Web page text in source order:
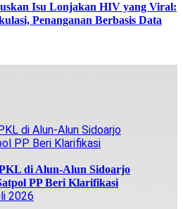
Isu Lonjakan HIV yang Viral:
Penanganan Berbasis Data
di Alun-Alun Sidoarjo
PP Beri Klarifikasi
2026